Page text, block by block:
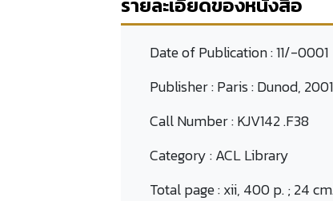
Date of Publication :11/-0001
Publisher :Paris : Dunod,
Call Number :KJV142 .F38
Category :ACL Library
Total page :xii, 400 p. ; 24